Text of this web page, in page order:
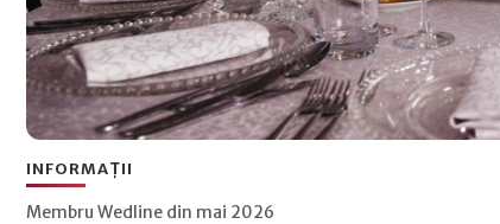
INFORMAȚII
Membru Wedline din mai 2026